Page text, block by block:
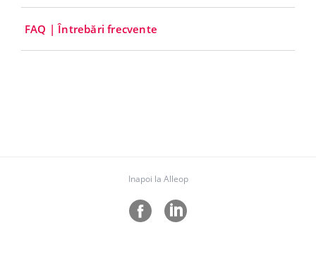
FAQ | Întrebări frecvente
Inapoi la Alleop